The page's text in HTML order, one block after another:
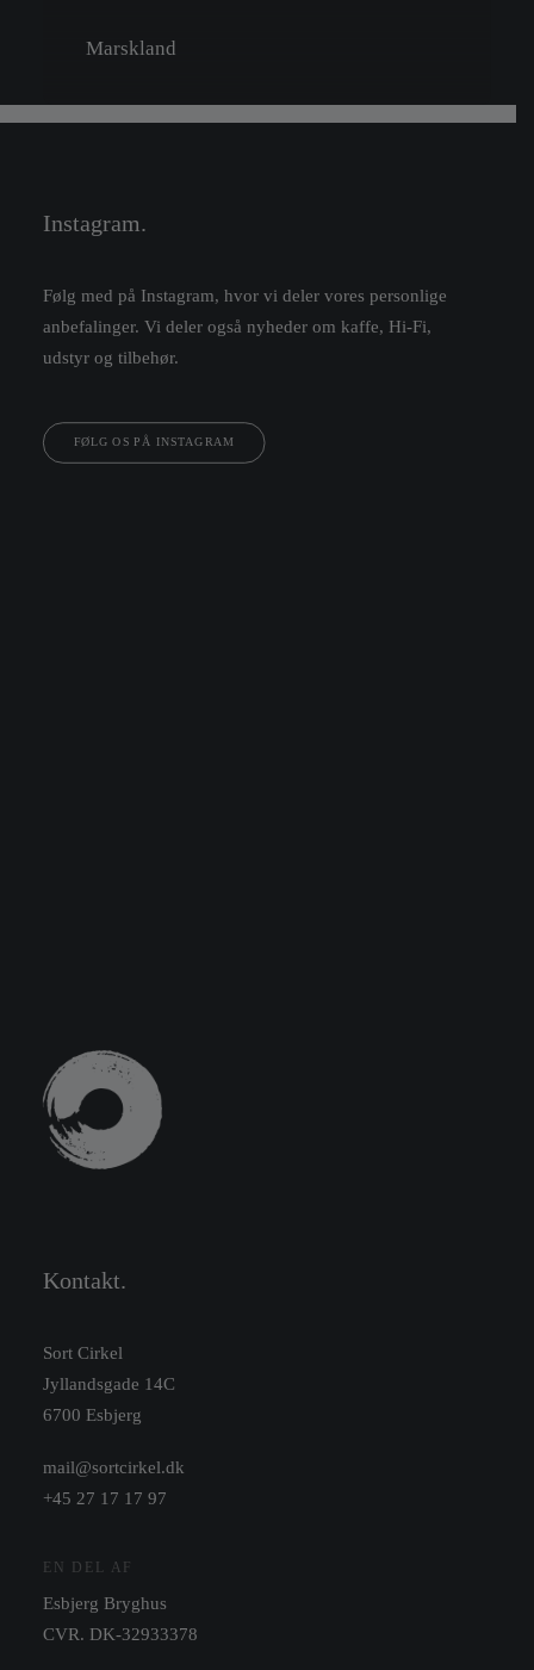
Marskland
Instagram.
Følg med på Instagram, hvor vi deler vores personlige
anbefalinger. Vi deler også nyheder om kaffe, Hi-Fi,
udstyr og tilbehør.
FØLG OS PÅ INSTAGRAM
Kontakt.
Sort Cirkel
Jyllandsgade 14C
6700 Esbjerg
mail@sortcirkel.dk
+45 27 17 17 97
EN DEL AF
Esbjerg Bryghus
CVR. DK-32933378